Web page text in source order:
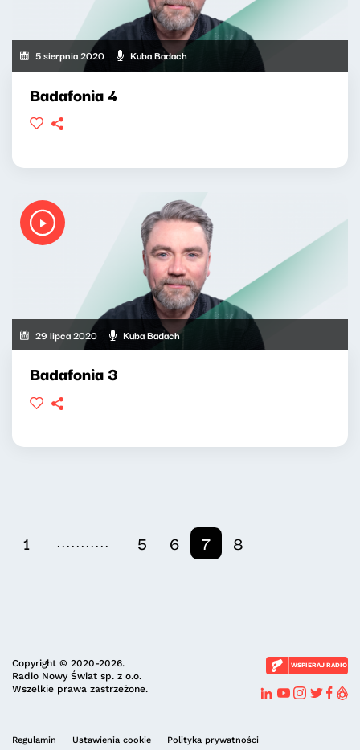
5 sierpnia 2020 Kuba Badach
Badafonia 4
29 lipca 2020 Kuba Badach
Badafonia 3
1 ........... 5 6 7 8
Copyright © 2020-2026.
Radio Nowy Świat sp. z o.o.
Wszelkie prawa zastrzeżone.
WSPIERAJ RADIO
Regulamin Ustawienia cookie Polityka prywatności